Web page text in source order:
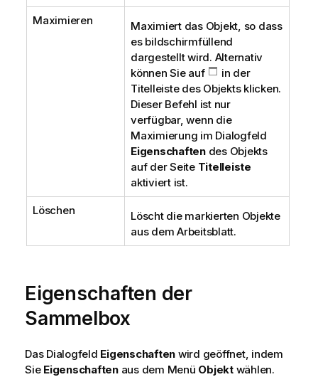
Maximieren
Maximiert das Objekt, so dass
es bildschirmfüllend
dargestellt wird. Alternativ
können Sie auf
in der
Titelleiste des Objekts klicken.
Dieser Befehl ist nur
verfügbar, wenn die
Maximierung im Dialogfeld
Eigenschaftendes Objekts
auf der Seite Titelleiste
aktiviert ist.
Löschen
Löscht die markierten Objekte
aus dem Arbeitsblatt.
Eigenschaften der
Sammelbox
Das Dialogfeld Eigenschaften wird geöffnet, indem
Sie Eigenschaftenaus dem Menü Objektwählen.